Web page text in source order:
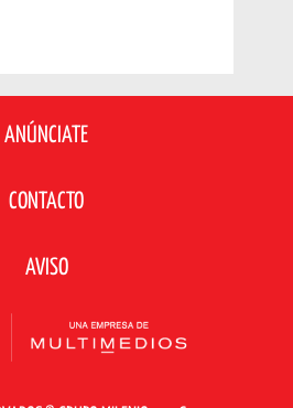
ANÚNCIATE
CONTACTO
AVISO